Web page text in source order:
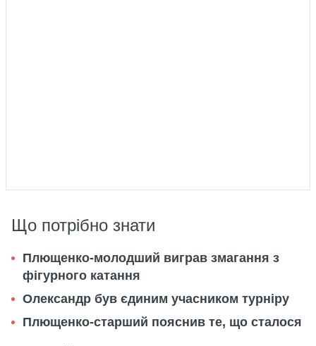
Що потрібно знати
Плющенко-молодший виграв змагання з
фігурного катання
Олександр був єдиним учасником турніру
Плющенко-старший пояснив те, що сталося